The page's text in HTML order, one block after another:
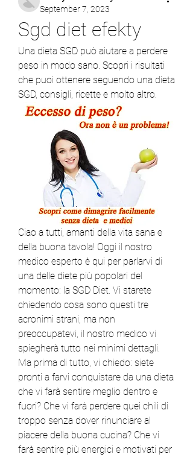
September 7, 2023
Sgd diet efekty
Una dieta SGD può aiutare a perdere
peso in modo sano. Scopri i risultati
che puoi ottenere seguendo una dieta
SGD, consigli, ricette e molto altro.
Ciao a tutti, amanti della vita sana e
della buona tavola! Oggi il nostro
medico esperto è qui per parlarvi di
una delle diete più popolari del
momento: la SGD Diet. Vi starete
chiedendo cosa sono questi tre
acronimi strani, ma non
preoccupatevi, il nostro medico vi
spiegherà tutto nei minimi dettagli.
Ma prima di tutto, vi chiedo: siete
pronti a farvi conquistare da una dieta
che vi farà sentire meglio dentro e
fuori? Che vi farà perdere quei chili di
troppo senza dover rinunciare al
piacere della buona cucina? Che vi
farà sentire più energici e motivati per